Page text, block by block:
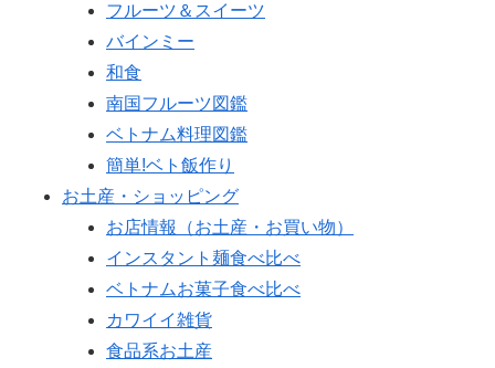
フルーツ＆スイーツ
バインミー
和食
南国フルーツ図鑑
ベトナム料理図鑑
簡単!ベト飯作り
お土産・ショッピング
お店情報（お土産・お買い物）
インスタント麺食べ比べ
ベトナムお菓子食べ比べ
カワイイ雑貨
食品系お土産